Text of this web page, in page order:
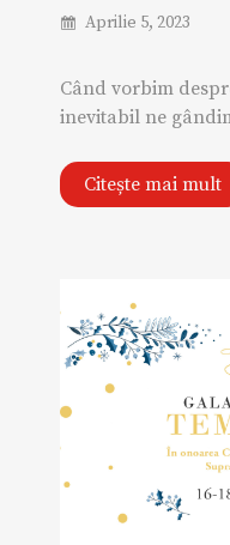
Aprilie 5, 2023
Când vorbim
inevitabil ne
Citește mai mult